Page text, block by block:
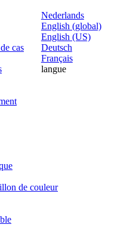
Nederlands
English (global)
English (US)
Deutsch
Français
langue
cas
de couleur